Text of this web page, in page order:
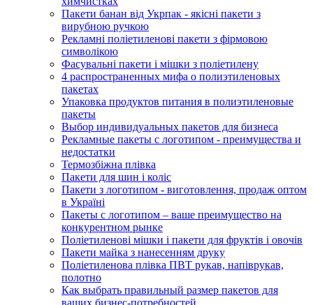
Пакети банан від Укрпак - якісні пакети з
вирубною ручкою
Рекламні поліетиленові пакети з фірмовою
символікою
Фасувальні пакети і мішки з поліетилену
4 распространенных мифа о полиэтиленовых
пакетах
Упаковка продуктов питания в полиэтиленовые
пакеты
Выбор индивидуальных пакетов для бизнеса
Рекламные пакеты с логотипом - преимущества и
недостатки
Термозбіжна плівка
Пакети для шин і коліс
Пакети з логотипом - виготовлення, продаж оптом
в Україні
Пакеты с логотипом – ваше преимущество на
конкурентном рынке
Поліетиленові мішки і пакети для фруктів і овочів
Пакети майка з нанесенням друку
Поліетиленова плівка ПВТ рукав, напіврукав,
полотно
Как выбрать правильный размер пакетов для
ваших бизнес-потребностей